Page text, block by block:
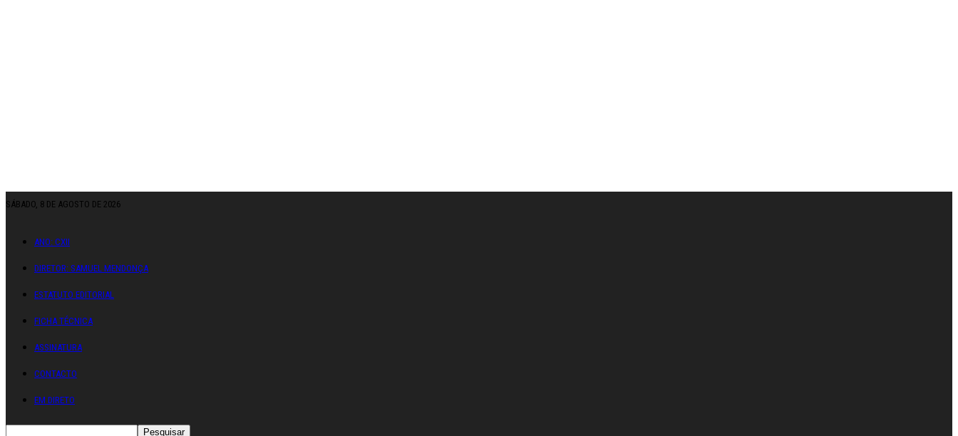
SÁBADO, 8 DE AGOSTO DE 2026
ANO: CXII
DIRETOR: SAMUEL MENDONÇA
ESTATUTO EDITORIAL
FICHA TÉCNICA
ASSINATURA
CONTACTO
EM DIRETO